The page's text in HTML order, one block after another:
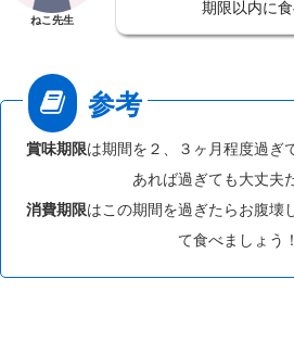
ねこ先生
期限以内に
賞味期限は期間を２、３ヶ月程度過ぎ
あれば過ぎても大丈夫
消費期限はこの期間を過ぎたらお腹壊
て食べましょう！